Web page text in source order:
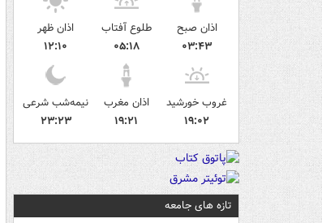
اذان صبح
۰۳:۴۳
طلوع آفتاب
۰۵:۱۸
اذان ظهر
۱۲:۱۰
غروب خورشید
۱۹:۰۲
اذان مغرب
۱۹:۲۱
نیمه‌شب شرعی
۲۳:۲۳
تازه های جامعه